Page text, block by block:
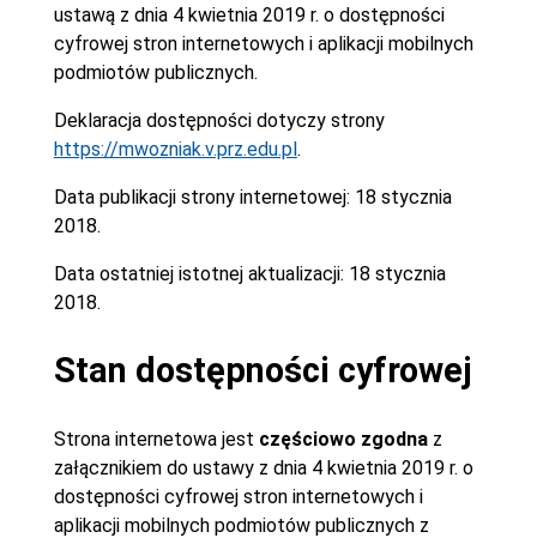
ustawą z dnia 4 kwietnia 2019 r. o dostępności
cyfrowej stron internetowych i aplikacji mobilnych
podmiotów publicznych.
Deklaracja dostępności dotyczy strony
https://mwozniak.v.prz.edu.pl.
Data publikacji strony internetowej: 18 stycznia
2018.
Data ostatniej istotnej aktualizacji: 18 stycznia
2018.
Stan dostępności cyfrowej
Strona internetowa jest częściowo zgodna z
załącznikiem do ustawy z dnia 4 kwietnia 2019 r. o
dostępności cyfrowej stron internetowych i
aplikacji mobilnych podmiotów publicznych z